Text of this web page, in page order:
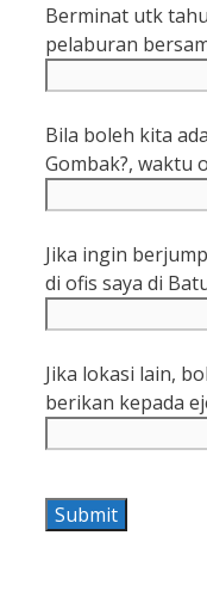
Berminat utk
pelaburan
Bila boleh kita
Gombak?, waktu
Jika ingin
di ofis saya di
Jika lokasi lain,
berikan kepada
Submit